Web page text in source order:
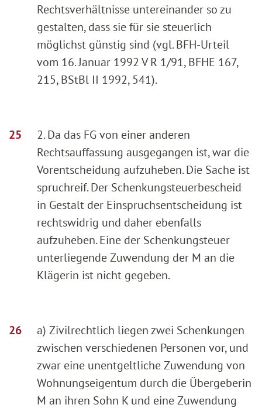
Rechtsverhältnisse untereinander so zu
gestalten, dass sie für sie steuerlich
möglichst günstig sind (vgl. BFH-Urteil
vom 16. Januar 1992 V R 1/91, BFHE 167,
215, BStBl II 1992, 541).
2. Da das FG von einer anderen
Rechtsauffassung ausgegangen ist, war die
Vorentscheidung aufzuheben. Die Sache ist
spruchreif. Der Schenkungsteuerbescheid
in Gestalt der Einspruchsentscheidung ist
rechtswidrig und daher ebenfalls
aufzuheben. Eine der Schenkungsteuer
unterliegende Zuwendung der M an die
Klägerin ist nicht gegeben.
a) Zivilrechtlich liegen zwei Schenkungen
zwischen verschiedenen Personen vor, und
zwar eine unentgeltliche Zuwendung von
Wohnungseigentum durch die Übergeberin
M an ihren Sohn K und eine Zuwendung